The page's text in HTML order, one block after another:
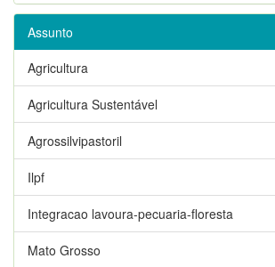
Assunto
Agricultura
Agricultura Sustentável
Agrossilvipastoril
Ilpf
Integracao lavoura-pecuaria-floresta
Mato Grosso